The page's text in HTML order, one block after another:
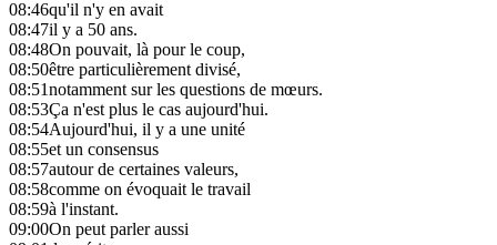
08:46qu'il n'y en avait
08:47il y a 50 ans.
08:48On pouvait, là pour le coup,
08:50être particulièrement divisé,
08:51notamment sur les questions de mœurs.
08:53Ça n'est plus le cas aujourd'hui.
08:54Aujourd'hui, il y a une unité
08:55et un consensus
08:57autour de certaines valeurs,
08:58comme on évoquait le travail
08:59à l'instant.
09:00On peut parler aussi